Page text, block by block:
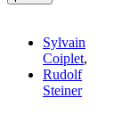
Sylvain
Coiplet,
Rudolf
Steiner